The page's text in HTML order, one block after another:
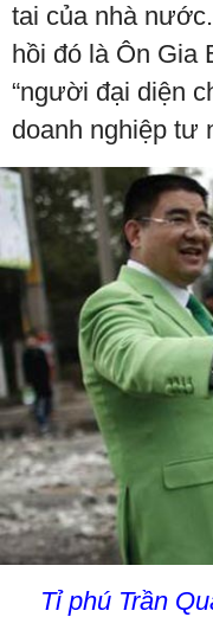
tai của nhà
hồi đó là Ôn Gia
“người đại diện
doanh nghiệp tư
Tỉ phú Trần